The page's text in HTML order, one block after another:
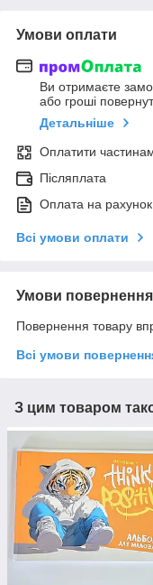
Умови оплати
Ви отримаєте
або гроші
Детальніше
Оплатити
Післяплата
Оплата на рахунок
Всі умови оплати
Умови повернення
Повернення товару
Всі умови
З цим товаром